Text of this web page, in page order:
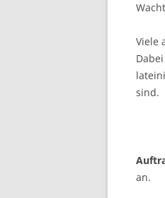
Viele
sind.
an.